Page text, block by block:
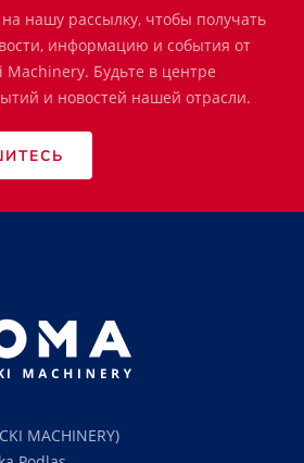
нашу рассылку, чтобы получать
информацию и события от
Machinery. Будьте в центре
и новостей нашей отрасли.
MACHINERY)